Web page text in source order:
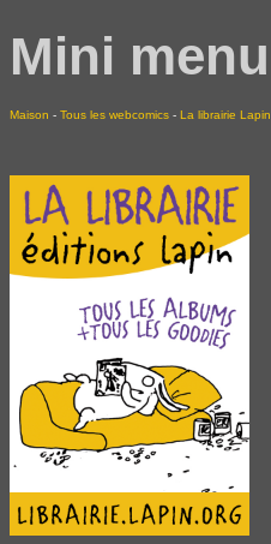
Mini menu
Maison - Tous les webcomics - La librairie Lapin